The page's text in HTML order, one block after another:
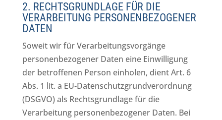
2. RECHTSGRUNDLAGE FÜR DIE
VERARBEITUNG PERSONENBEZOGENER
DATEN
Soweit wir für Verarbeitungsvorgänge
personenbezogener Daten eine Einwilligung
der betroffenen Person einholen, dient Art. 6
Abs. 1 lit. a EU-Datenschutzgrundverordnung
(DSGVO) als Rechtsgrundlage für die
Verarbeitung personenbezogener Daten. Bei